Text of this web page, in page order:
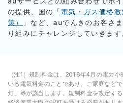
の提供、国の「 電気・ガス価格
策）
」など、auでんきのお客さ
り組みにチャレンジしていきます
（注1）規制料金は、2016年4月の電力
いる電気料金のことであり、ご家庭など
灯」等が該当します。規制料金を改定す